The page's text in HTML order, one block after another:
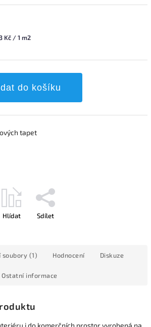
Kč / 1 m2
do košíku
tapet
Hlídat Sdílet
soubory (1) Hodnocení Diskuze
Ostatní informace